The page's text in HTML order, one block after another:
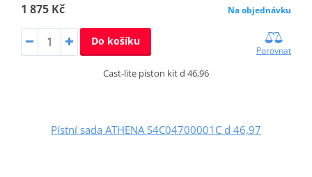
1 875 Kč Na objednávku
Do košíku
Porovnat
Cast-lite piston kit d 46,96
Pístní sada ATHENA S4C04700001C d 46,97